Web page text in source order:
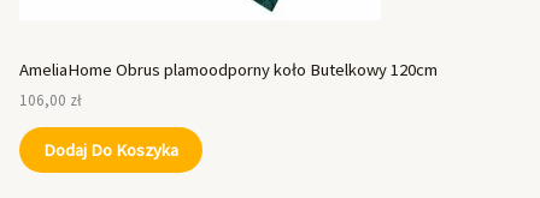
AmeliaHome Obrus plamoodporny koło Butelkowy 120cm
106,00 zł
Dodaj Do Koszyka